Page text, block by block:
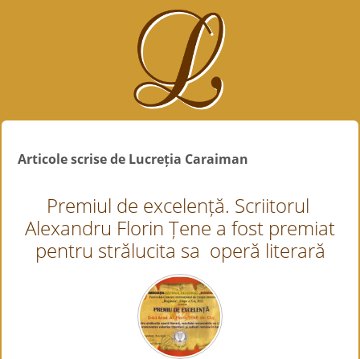
Articole scrise de Lucreția Caraiman
Premiul de excelență. Scriitorul
Alexandru Florin Țene a fost premiat
pentru strălucita sa operă literară